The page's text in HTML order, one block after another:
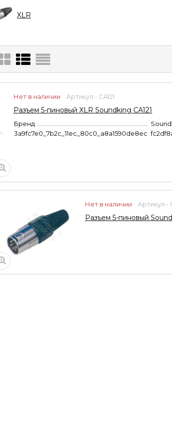
XLR
Нет в наличии Артикул - CA121
Разъем 5-пиновый XLR Soundking CA121
Бренд
3a9fc7e0_7b2c_11ec_80c0_a8a1590de8ec
Нет в наличии Артикул -
Разъем 5-пиновый